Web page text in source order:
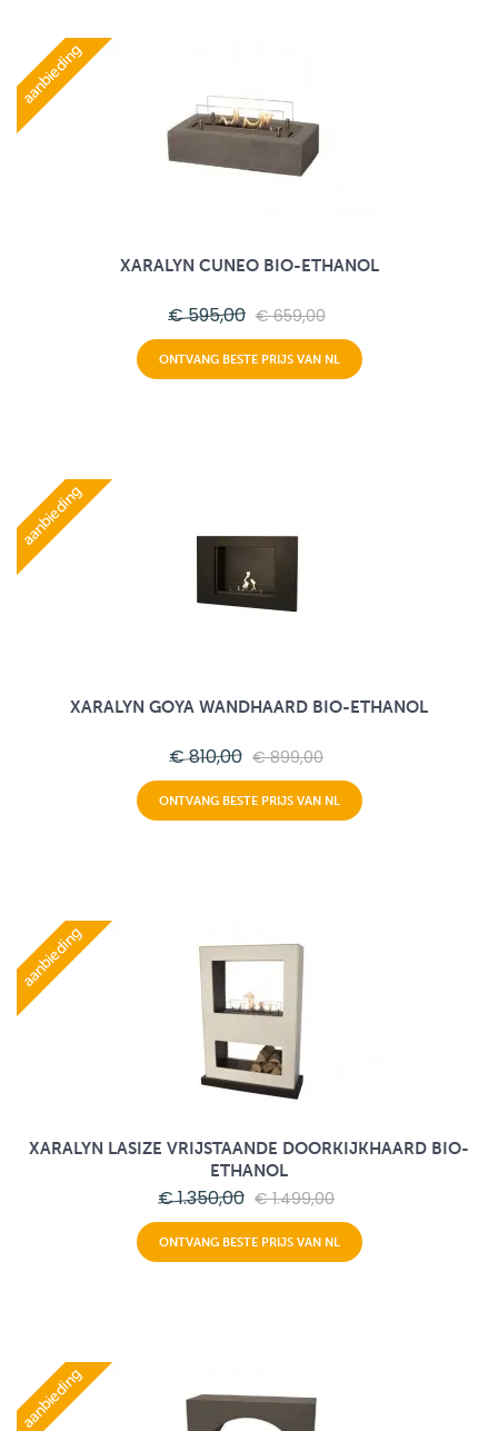
aanbieding
XARALYN CUNEO BIO-ETHANOL
€ 595,00 € 659,00
ONTVANG BESTE PRIJS VAN NL
aanbieding
XARALYN GOYA WANDHAARD BIO-ETHANOL
€ 810,00 € 899,00
ONTVANG BESTE PRIJS VAN NL
aanbieding
XARALYN LASIZE VRIJSTAANDE DOORKIJKHAARD BIO-
ETHANOL
€ 1.350,00 € 1.499,00
ONTVANG BESTE PRIJS VAN NL
aanbieding